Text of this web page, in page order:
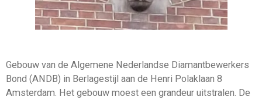
Gebouw van de Algemene Nederlandse Diamantbewerkers
Bond (ANDB) in Berlagestijl aan de Henri Polaklaan 8
Amsterdam. Het gebouw moest een grandeur uitstralen. De